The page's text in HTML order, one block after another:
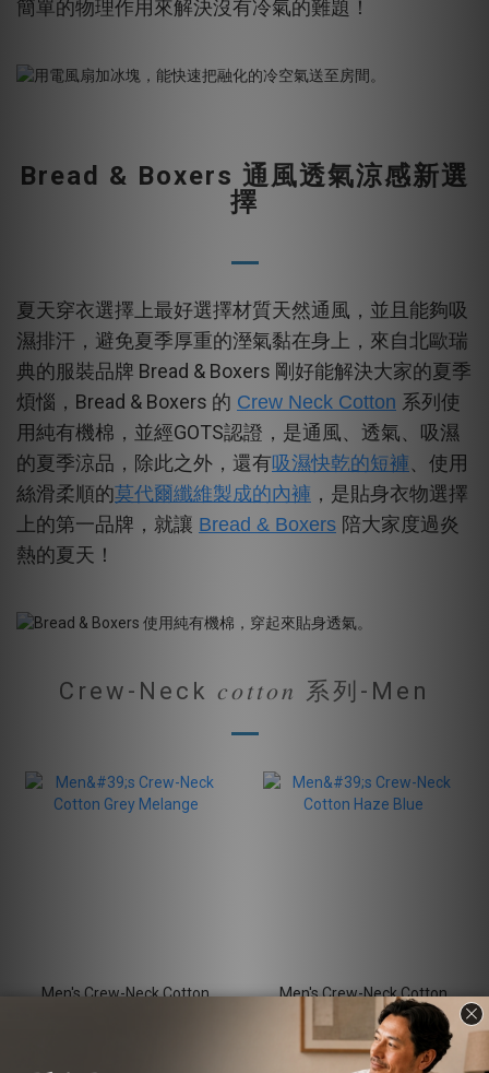
簡單的物理作用來解決沒有冷氣的難題！
Bread & Boxers 通風透氣涼感新選
擇
夏天穿衣選擇上最好選擇材質天然通風，並且能夠吸
濕排汗，避免夏季厚重的溼氣黏在身上，來自北歐瑞
典的服裝品牌 Bread & Boxers 剛好能解決大家的夏季
煩惱， Bread & Boxers 的 Crew Neck Cotton 系列使
用純有機棉，並經GOTS認證，是通風、透氣、吸濕
的夏季涼品，除此之外，還有吸濕快乾的短褲 、使用
絲滑柔順的莫代爾纖維製成的內褲 ，是貼身衣物選擇
上的第一品牌，就讓 Bread & Boxers 陪大家度過炎
熱的夏天！
Crew-Neck 𝑐𝑜𝑡𝑡𝑜𝑛 系列-Men
Men's Crew-Neck Cotton
Men's Crew-Neck Cotton
Haze Blue
NT$1,680
NT$2,080 19% OFF